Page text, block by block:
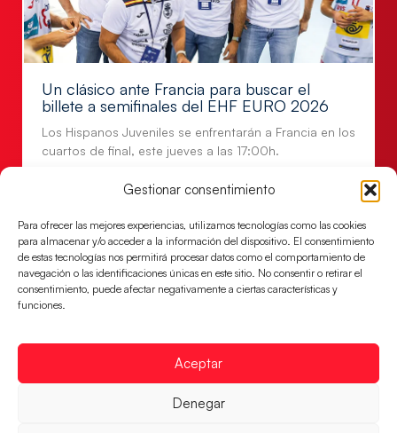
Gestionar consentimiento
Para ofrecer las mejores experiencias, utilizamos tecnologías como las cookies
para almacenar y/o acceder a la información del dispositivo. El consentimiento
de estas tecnologías nos permitirá procesar datos como el comportamiento de
navegación o las identificaciones únicas en este sitio. No consentir o retirar el
consentimiento, puede afectar negativamente a ciertas características y
funciones.
Aceptar
Denegar
Un clásico ante Francia para buscar el
billete a semifinales del EHF EURO 2026
Los Hispanos Juveniles se enfrentarán a Francia en los
cuartos de final, este jueves a las 17:00h.